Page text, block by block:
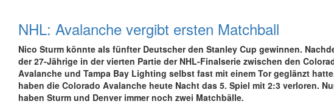
NHL: Avalanche vergibt ersten Matchball
Nico Sturm könnte als fünfter Deutscher den Stanley Cup gewinnen.
der 27-Jährige in der vierten Partie der NHL-Finalserie zwischen den
Avalanche und Tampa Bay Lighting selbst fast mit einem Tor geglänzt
haben die Colorado Avalanche heute Nacht das 5. Spiel mit 2:3 verloren.
haben Sturm und Denver immer noch zwei Matchbälle.